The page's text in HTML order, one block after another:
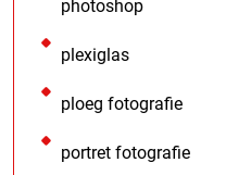
photoshop
plexiglas
ploeg fotografie
portret fotografie